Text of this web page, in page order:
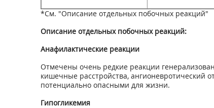
*См. "Описание отдельных побочных реакций"
Описание отдельных побочных реакций:
Анафилактические реакции
Отмечены очень редкие реакции
кишечные расстройства, ангионевротический
потенциально опасными для жизни.
Гипогликемия